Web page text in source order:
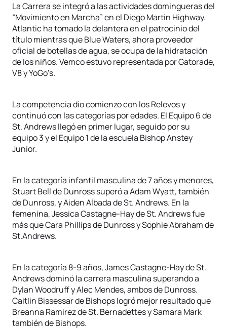
La Carrera se integró a las actividades domingueras del
“Movimiento en Marcha” en el Diego Martin Highway.
Atlantic ha tomado la delantera en el patrocinio del
título mientras que Blue Waters, ahora proveedor
oficial de botellas de agua, se ocupa de la hidratación
de los niños. Vemco estuvo representada por Gatorade,
V8 y YoGo’s.
La competencia dio comienzo con los Relevos y
continuó con las categorías por edades. El Equipo 6 de
St. Andrews llegó en primer lugar, seguido por su
equipo 3 y el Equipo 1 de la escuela Bishop Anstey
Junior.
En la categoría infantil masculina de 7 años y menores,
Stuart Bell de Dunross superó a Adam Wyatt, también
de Dunross, y Aiden Albada de St. Andrews. En la
femenina, Jessica Castagne-Hay de St. Andrews fue
más que Cara Phillips de Dunross y Sophie Abraham de
St.Andrews.
En la categoría 8-9 años, James Castagne-Hay de St.
Andrews dominó la carrera masculina superando a
Dylan Woodruff y Alec Mendes, ambos de Dunross.
Caitlin Bissessar de Bishops logró mejor resultado que
Breanna Ramirez de St. Bernadettes y Samara Mark
también de Bishops.